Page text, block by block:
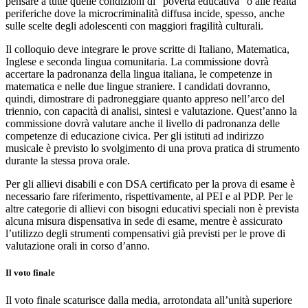
periferiche dove la microcriminalità diffusa incide, spesso, anche
sulle scelte degli adolescenti con maggiori fragilità culturali.
Il colloquio deve integrare le prove scritte di Italiano, Matematica,
Inglese e seconda lingua comunitaria. La commissione dovrà
accertare la padronanza della lingua italiana, le competenze in
matematica e nelle due lingue straniere. I candidati dovranno,
quindi, dimostrare di padroneggiare quanto appreso nell’arco del
triennio, con capacità di analisi, sintesi e valutazione. Quest’anno la
commissione dovrà valutare anche il livello di padronanza delle
competenze di educazione civica. Per gli istituti ad indirizzo
musicale è previsto lo svolgimento di una prova pratica di strumento
durante la stessa prova orale.
Per gli allievi disabili e con DSA certificato per la prova di esame è
necessario fare riferimento, rispettivamente, al PEI e al PDP. Per le
altre categorie di allievi con bisogni educativi speciali non è prevista
alcuna misura dispensativa in sede di esame, mentre è assicurato
l’utilizzo degli strumenti compensativi già previsti per le prove di
valutazione orali in corso d’anno.
Il voto finale
Il voto finale scaturisce dalla media, arrotondata all’unità superiore